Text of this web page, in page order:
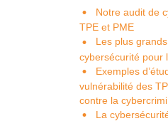
Notre audit de
TPE et PME
Les plus
cybersécurité pour
Exemples
vulnérabilité des
contre la
La